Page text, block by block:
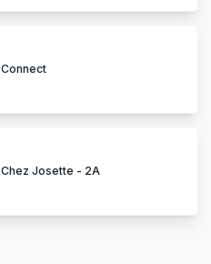
Josette - 2A